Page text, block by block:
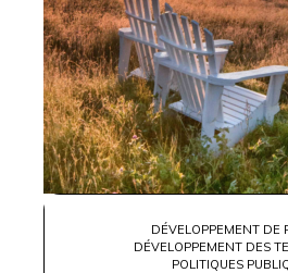
DÉVELOPPEMENT DE
DÉVELOPPEMENT DES
POLITIQUES